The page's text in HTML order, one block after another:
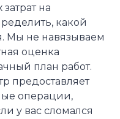
на
какой
Мы не навязываем
оценка
план работ.
предоставляет
операции,
у вас сломался